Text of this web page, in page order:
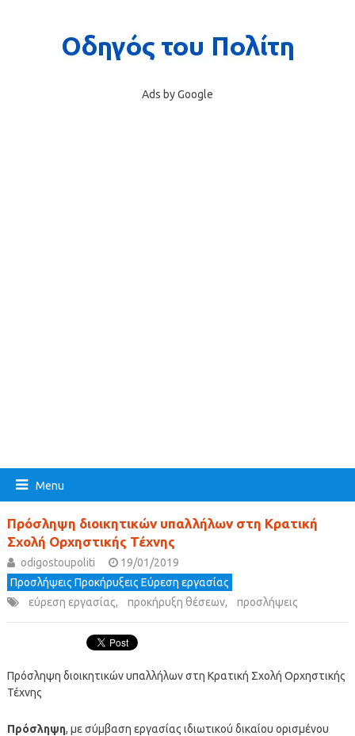
Ads by Google
Menu
Πρόσληψη διοικητικών υπαλλήλων στη Κρατική
Σχολή Ορχηστικής Τέχνης
odigostoupoliti
19/01/2019
Προσλήψεις Προκήρυξεις Εύρεση εργασίας
εύρεση εργασίας, προκήρυξη θέσεων, προσλήψεις
Πρόσληψη διοικητικών υπαλλήλων στη Κρατική Σχολή Ορχηστικής
Τέχνης
Πρόσληψη, με σύμβαση εργασίας ιδιωτικού δικαίου ορισμένου